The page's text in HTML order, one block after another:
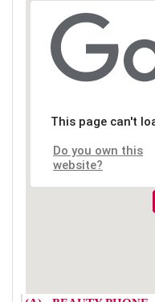
This page can't
Do you own this
website?